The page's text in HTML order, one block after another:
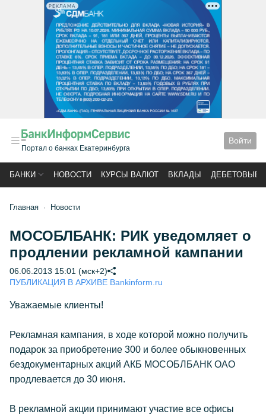
РЕКЛАМА
Портал о банках Екатеринбурга
Войти
БАНКИ НОВОСТИ КУРСЫ ВАЛЮТ ВКЛАДЫ ДЕБЕТОВЫЕ
Главная Новости
МОСОБЛБАНК: РИК уведомляет о
продлении рекламной кампании
06.06.2013 15:01 (мск+2)
ПУБЛИКАЦИЯ В АРХИВЕ Bankinform.ru
Уважаемые клиенты!
Рекламная кампания, в ходе которой можно получить
подарок за приобретение 300 и более обыкновенных
бездокументарных акций АКБ МОСОБЛБАНК ОАО
продлевается до 30 июня.
В рекламной акции принимают участие все офисы